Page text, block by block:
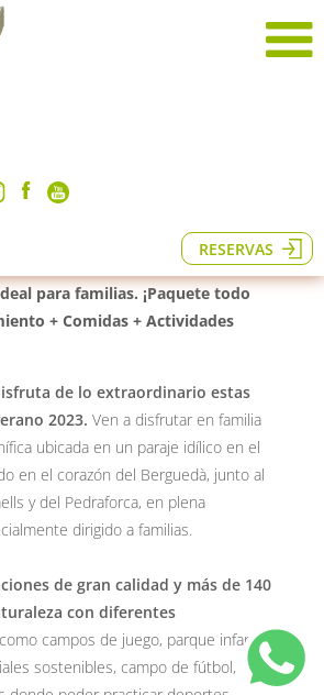
RESERVAS
Familiares en el Monte
un hotel recientemente reformado
para familias. ¡Paquete todo
+ Comidas + Actividades
de lo extraordinario estas
2023. Ven a disfrutar en familia
ubicada en un paraje idílico en el
en el corazón del Berguedà, junto al
y del Pedraforca, en plena
dirigido a familias.
de gran calidad y más de 140
con diferentes
como campos de juego, parque infantil
sostenibles, campo de fútbol,